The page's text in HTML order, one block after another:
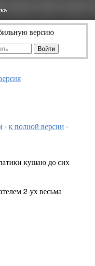
версию
-к полной версии -
кушаю до сих
2-ух весьма